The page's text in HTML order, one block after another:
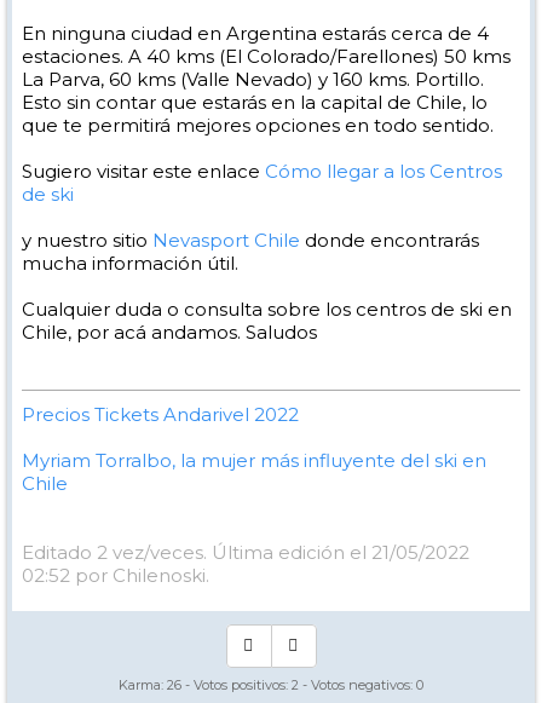
En ninguna ciudad en Argentina estarás cerca de 4
estaciones. A 40 kms (El Colorado/Farellones) 50 kms
La Parva, 60 kms (Valle Nevado) y 160 kms. Portillo.
Esto sin contar que estarás en la capital de Chile, lo
que te permitirá mejores opciones en todo sentido.
Sugiero visitar este enlace Cómo llegar a los Centros
de ski
y nuestro sitio Nevasport Chile donde encontrarás
mucha información útil.
Cualquier duda o consulta sobre los centros de ski en
Chile, por acá andamos. Saludos
Precios Tickets Andarivel 2022
Myriam Torralbo, la mujer más influyente del ski en
Chile
Editado 2 vez/veces. Última edición el 21/05/2022
02:52 por Chilenoski.
Karma: 26 - Votos positivos: 2 - Votos negativos: 0